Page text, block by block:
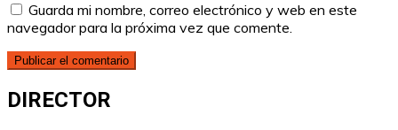
Guarda mi nombre, correo electrónico y web en este
navegador para la próxima vez que comente.
DIRECTOR